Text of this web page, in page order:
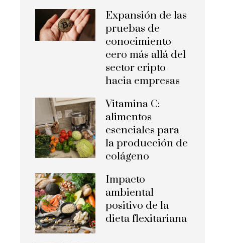
Expansión de las
pruebas de
conocimiento
cero más allá del
sector cripto
hacia empresas
Vitamina C:
alimentos
esenciales para
la producción de
colágeno
Impacto
ambiental
positivo de la
dieta flexitariana